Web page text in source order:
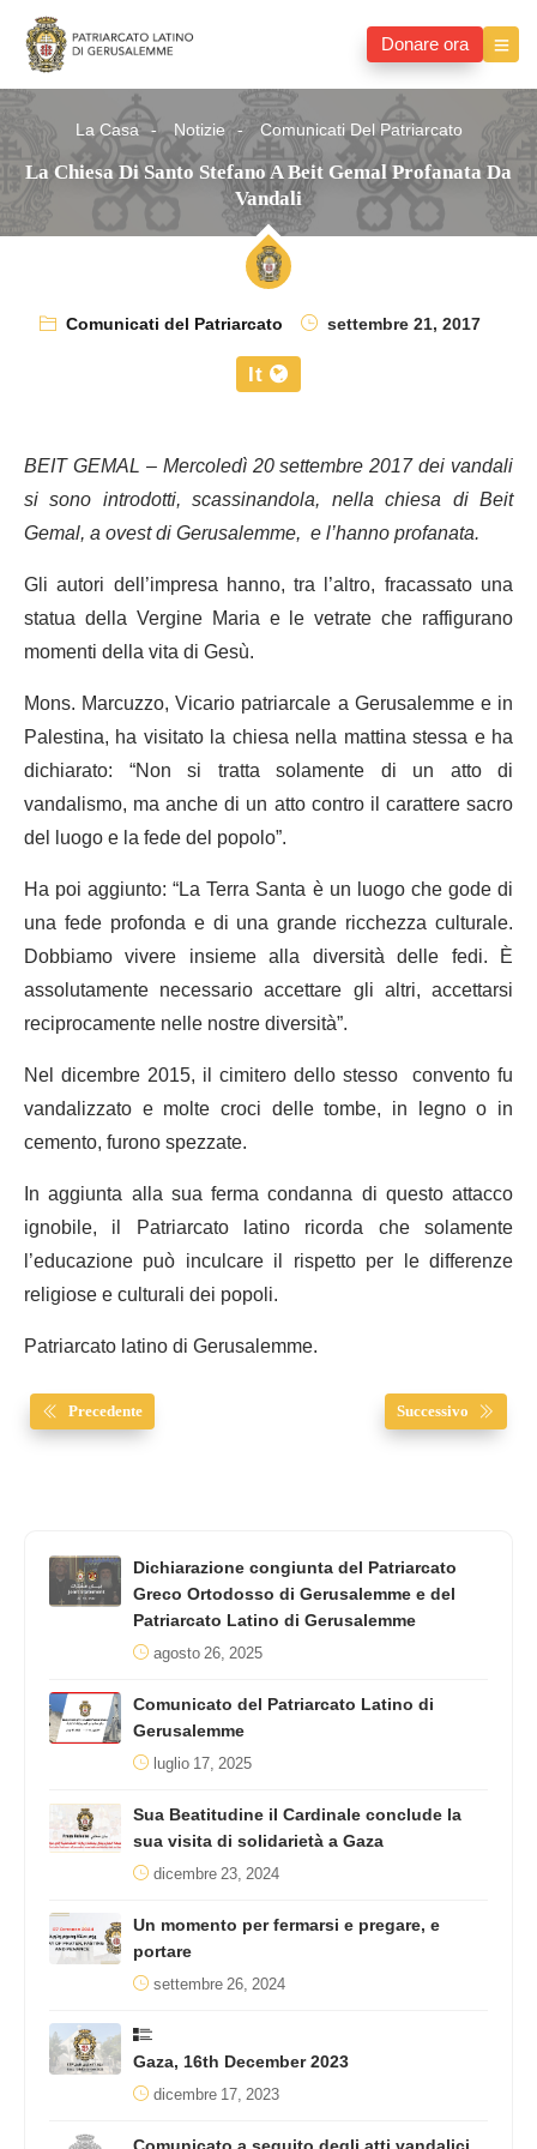
Donare ora
La Casa Notizie Comunicati Del Patriarcato
La Chiesa Di Santo Stefano A Beit Gemal Profanata Da
Vandali
Comunicati del Patriarcato settembre 21, 2017
It
BEIT GEMAL – Mercoledì 20 settembre 2017 dei vandali
si sono introdotti, scassinandola, nella chiesa di Beit
Gemal, a ovest di Gerusalemme, e l’hanno profanata.
Gli autori dell’impresa hanno, tra l’altro, fracassato una
statua della Vergine Maria e le vetrate che raffigurano
momenti della vita di Gesù.
Mons. Marcuzzo, Vicario patriarcale a Gerusalemme e in
Palestina, ha visitato la chiesa nella mattina stessa e ha
dichiarato: “Non si tratta solamente di un atto di
vandalismo, ma anche di un atto contro il carattere sacro
del luogo e la fede del popolo”.
Ha poi aggiunto: “La Terra Santa è un luogo che gode di
una fede profonda e di una grande ricchezza culturale.
Dobbiamo vivere insieme alla diversità delle fedi. È
assolutamente necessario accettare gli altri, accettarsi
reciprocamente nelle nostre diversità”.
Nel dicembre 2015, il cimitero dello stesso convento fu
vandalizzato e molte croci delle tombe, in legno o in
cemento, furono spezzate.
In aggiunta alla sua ferma condanna di questo attacco
ignobile, il Patriarcato latino ricorda che solamente
l’educazione può inculcare il rispetto per le differenze
religiose e culturali dei popoli.
Patriarcato latino di Gerusalemme.
Precedente Successivo
Dichiarazione congiunta del Patriarcato
Greco Ortodosso di Gerusalemme e del
Patriarcato Latino di Gerusalemme
agosto 26, 2025
Comunicato del Patriarcato Latino di
Gerusalemme
luglio 17, 2025
Sua Beatitudine il Cardinale conclude la
sua visita di solidarietà a Gaza
dicembre 23, 2024
Un momento per fermarsi e pregare, e
portare
settembre 26, 2024
Gaza, 16th December 2023
dicembre 17, 2023